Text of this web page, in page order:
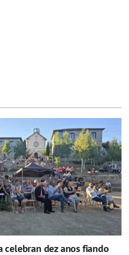
celebran dez anos fiando